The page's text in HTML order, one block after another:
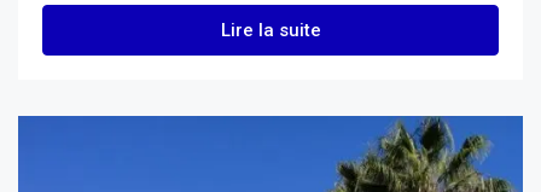
Lire la suite